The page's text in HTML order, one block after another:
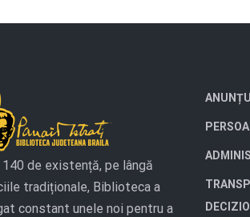
140 de existență, pe lângă
tradiționale, Biblioteca a
constant unele noi pentru a